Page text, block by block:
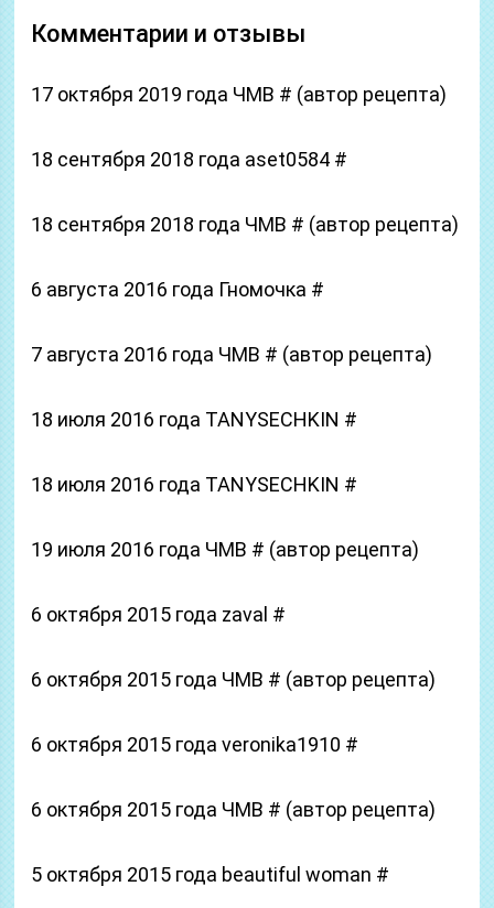
Комментарии и отзывы
17 октября 2019 года ЧМВ # (автор рецепта)
18 сентября 2018 года aset0584 #
18 сентября 2018 года ЧМВ # (автор рецепта)
6 августа 2016 года Гномочка #
7 августа 2016 года ЧМВ # (автор рецепта)
18 июля 2016 года TANYSECHKIN #
18 июля 2016 года TANYSECHKIN #
19 июля 2016 года ЧМВ # (автор рецепта)
6 октября 2015 года zaval #
6 октября 2015 года ЧМВ # (автор рецепта)
6 октября 2015 года veronika1910 #
6 октября 2015 года ЧМВ # (автор рецепта)
5 октября 2015 года beautiful woman #